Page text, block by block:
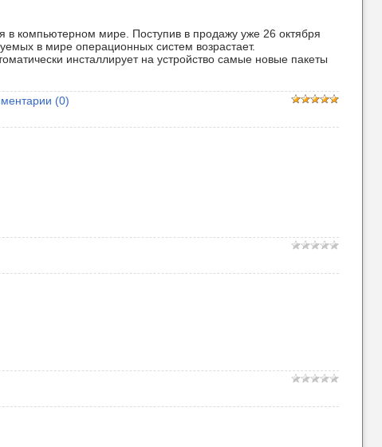
компьютерном мире. Поступив в продажу уже 26 октября
в мире операционных систем возрастает.
инсталлирует на устройство самые новые пакеты
(0)